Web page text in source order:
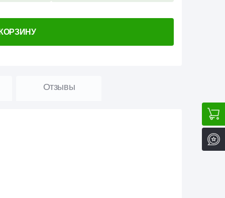
Отзывы